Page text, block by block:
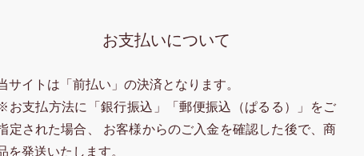
お支払いについて
サイトは「前払い」の決済となります。
お支払方法に「銀行振込」「郵便振込（ぱるる）」をご
定された場合、 お客様からのご入金を確認した後で、商
を発送いたします。